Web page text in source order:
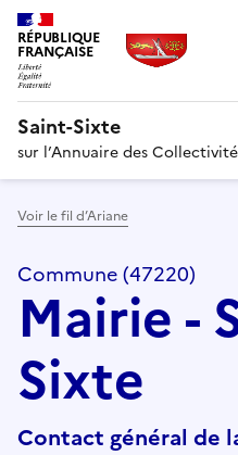
RÉPUBLIQUE
FRANÇAISE
Saint-Sixte
sur l’Annuaire des
Voir le fil d’Ariane
Commune (47220)
Mairie -
Sixte
Contact général de